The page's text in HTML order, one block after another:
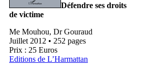
Défendre ses droits
de victime
Me Mouhou, Dr Gouraud
Juillet 2012 • 252 pages
Prix : 25 Euros
Editions de L’Harmattan